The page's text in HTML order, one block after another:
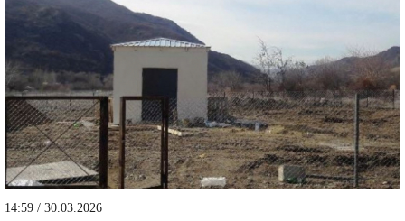
14:59 / 30.03.2026